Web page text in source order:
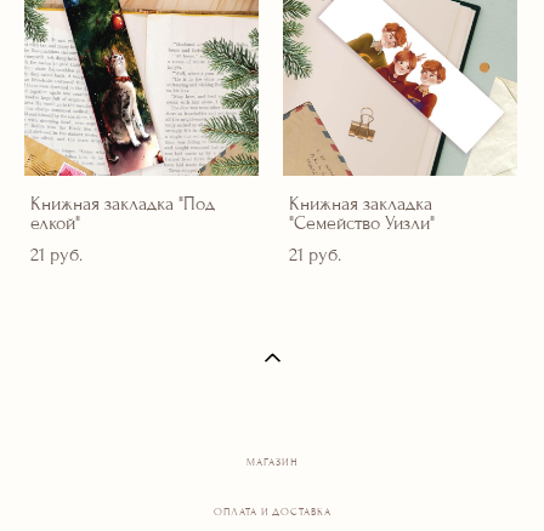
Книжная закладка "Под
елкой"
21 pуб.
Книжная закладка
"Семейство Уизли"
21 pуб.
МАГАЗИН
ОПЛАТА И ДОСТАВКА